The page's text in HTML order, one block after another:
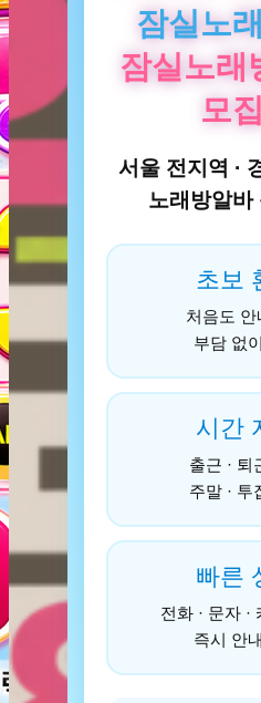
잠실노
잠실노래
모
서울 전지역 ·
노래방알바
초보
처음도 안
부담 없
시간
출근 · 퇴
주말 · 투
빠른
전화 · 문자 ·
즉시 안